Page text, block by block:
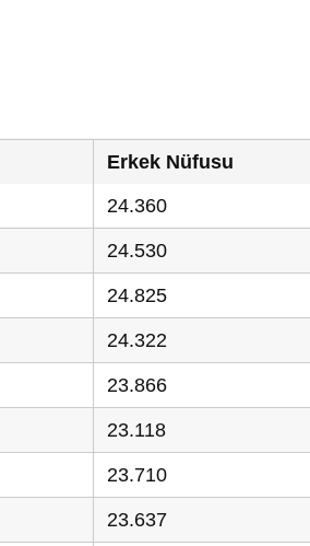
Erkek Nüfusu
24.360
24.530
24.825
24.322
23.866
23.118
23.710
23.637